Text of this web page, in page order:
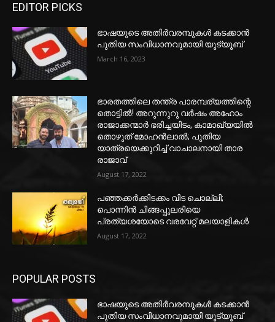
EDITOR PICKS
ഭാഷയുടെ അതിർവരമ്പുകൾ കടക്കാൻ
പുതിയ സംവിധാനവുമായി യൂട്യൂബ്
March 16, 2023
ഭാരതത്തിലെ തന്ത്ര പാരമ്പര്യത്തിന്റെ
തൊട്ടിൽ! അറുന്നുറു വർഷം അഹോം
രാജാക്കന്മാർ ഭരിച്ചയിടം, കാമാഖ്യയിൽ
തൊഴുത് മോഹൻലാൽ; പുതിയ
യാത്രയെക്കുറിച്ച് വാചാലനായി താര
രാജാവ്
August 17, 2022
പഞ്ഞക്കർക്കിടക്കം വിട ചൊല്ലി;
പൊന്നിൻ ചിങ്ങപ്പുലരിയെ
പ്രത്യശയോടെ വരവേറ്റ് മലയാളികൾ
August 17, 2022
POPULAR POSTS
ഭാഷയുടെ അതിർവരമ്പുകൾ കടക്കാൻ
പുതിയ സംവിധാനവുമായി യൂട്യൂബ്